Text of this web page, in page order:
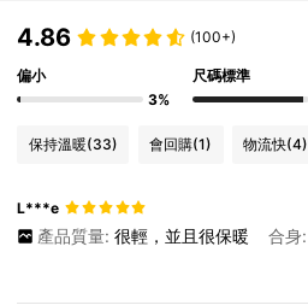
4.86 (100+)
偏小
3%
尺碼標準
保持溫暖(33) 會回購(1) 物流快(4)
L***e
產品質量: 很輕，並且很保暖 合身: